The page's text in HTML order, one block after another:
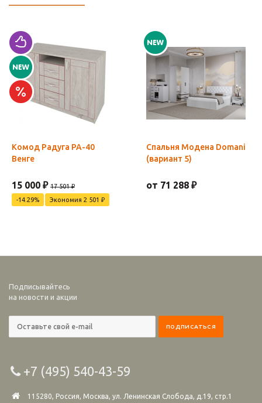
Комод Радуга РА-40
Венге
15 000 ₽ 17 501 ₽
-14.29%
Экономия 2 501 ₽
Спальня Модена Domani
(вариант 5)
от 71 288 ₽
Подписывайтесь
на новости и акции
+7 (495) 540-43-59
115280, Россия, Москва, ул. Ленинская Слобода, д.19, стр.1